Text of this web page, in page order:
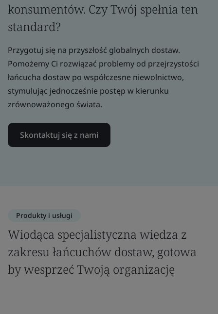
konsumentów. Czy Twój spełnia ten
standard?
Przygotuj się na przyszłość globalnych dostaw.
Pomożemy Ci rozwiązać problemy od przejrzystości
łańcucha dostaw po współczesne niewolnictwo,
stymulując jednocześnie postęp w kierunku
zrównoważonego świata.
Skontaktuj się z nami
Produkty i usługi
Wiodąca specjalistyczna wiedza z
zakresu łańcuchów dostaw, gotowa
by wesprzeć Twoją organizację